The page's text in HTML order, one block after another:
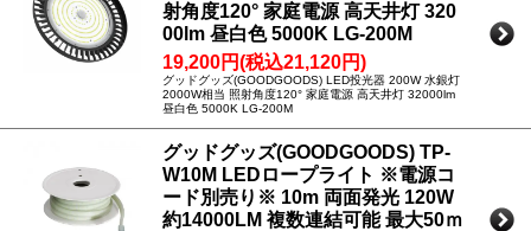
射角度120° 家庭電源 高天井灯 320
00lm 昼白色 5000K LG-200M
19,200円(税込21,120円)
グッドグッズ(GOODGOODS) LED投光器 200W 水銀灯
2000W相当 照射角度120° 家庭電源 高天井灯 32000lm
昼白色 5000K LG-200M
グッドグッズ(GOODGOODS) TP-
W10M LEDロープライト ※電源コ
ード別売り※ 10m 両面発光 120W
約14000LM 複数連結可能 最大50ｍ